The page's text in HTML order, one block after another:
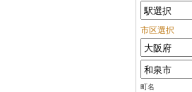
市区選択
町名